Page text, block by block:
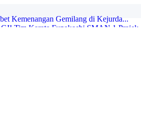
Tim Karate Funakoshi SMAN 1 Prajek...
Prajekan vs. Victor Club dalam Pe...
& Polres...
Kemenangan Gemilang di Kejurda...